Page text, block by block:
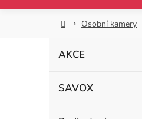
DomůOsobní kamery
P
kategorie
AKCE
SAVOX